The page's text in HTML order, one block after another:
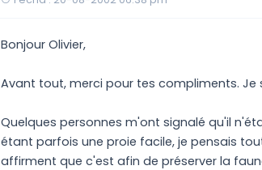
Bonjour Olivier,
Avant tout, merci pour tes compliments.
Quelques personnes m'ont signalé qu'il
étant parfois une proie facile, je pensais
affirment que c'est afin de préserver la